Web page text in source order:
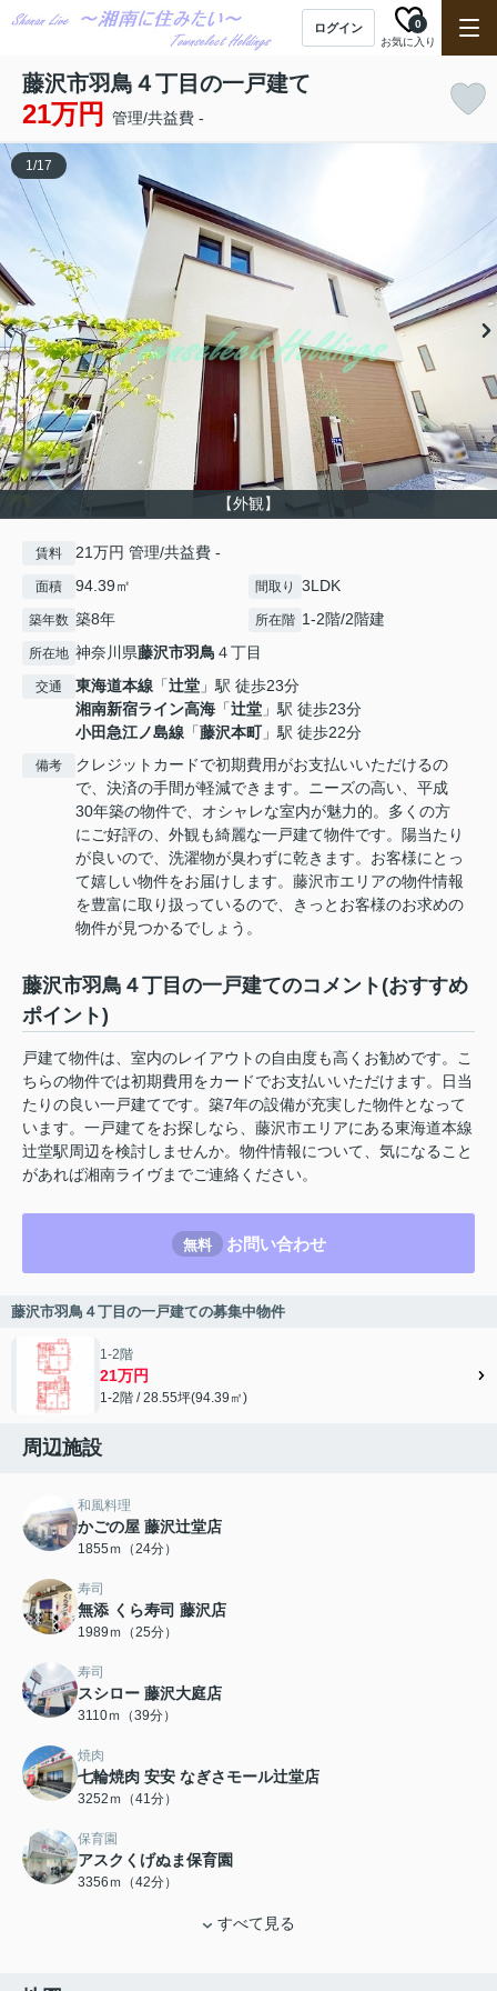
ログイン
お気に入り
0
藤沢市羽鳥４丁目の一戸建て
21万円 管理/共益費 -
【外観】
1/17
賃料 21万円 管理/共益費 -
面積 94.39㎡ 間取り 3LDK
築年数 築8年 所在階 1-2階/2階建
所在地 神奈川県藤沢市羽鳥 ４丁目
交通 東海道本線 「辻堂 」駅 徒歩23分
湘南新宿ライン高海 「辻堂 」駅 徒歩23分
小田急江ノ島線 「藤沢本町」駅 徒歩22分
備考
クレジットカードで初期費用がお支払いいただけるの
で、決済の手間が軽減できます。ニーズの高い、平成
30年築の物件で、オシャレな室内が魅力的。多くの方
にご好評の、外観も綺麗な一戸建て物件です。陽当たり
が良いので、洗濯物が臭わずに乾きます。お客様にとっ
て嬉しい物件をお届けします。藤沢市エリアの物件情報
を豊富に取り扱っているので、きっとお客様のお求めの
物件が見つかるでしょう。
藤沢市羽鳥４丁目の一戸建てのコメント(おすすめ
ポイント)
戸建て物件は、室内のレイアウトの自由度も高くお勧めです。こ
ちらの物件では初期費用をカードでお支払いいただけます。日当
たりの良い一戸建てです。築7年の設備が充実した物件となって
います。一戸建てをお探しなら、藤沢市エリアにある東海道本線
辻堂駅周辺を検討しませんか。物件情報について、気になること
があれば湘南ライヴまでご連絡ください。
無料 お問い合わせ
藤沢市羽鳥４丁目の一戸建ての募集中物件
1-2階
21万円
1-2階 / 28.55坪(94.39㎡)
周辺施設
和風料理
かごの屋 藤沢辻堂店
1855ｍ（24分）
寿司
無添 くら寿司 藤沢店
1989ｍ（25分）
寿司
スシロー 藤沢大庭店
3110ｍ（39分）
焼肉
七輪焼肉 安安 なぎさモール辻堂店
3252ｍ（41分）
保育園
アスクくげぬま保育園
3356ｍ（42分）
すべて見る